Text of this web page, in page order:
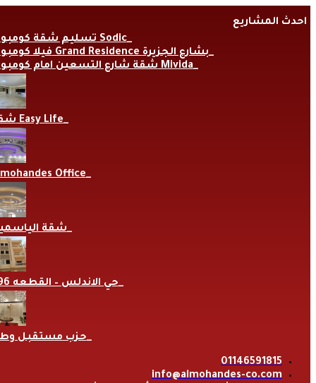
to
احدث المشاريع
تسليم شقة كومبوند Sodic
فيلا كومبوند Grand Residence بشارع الجزيرة
شقة شارع التسعين امام كومبوند Mivida
شقة Easy Life
Office
شقة
حي الاندلس – القطعه 696
حزب مستقبل
01146591815
info@almohandes-co.com